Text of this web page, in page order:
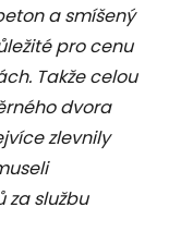
a smíšený
pro cenu
Takže celou
dvora
zlevnily
za službu